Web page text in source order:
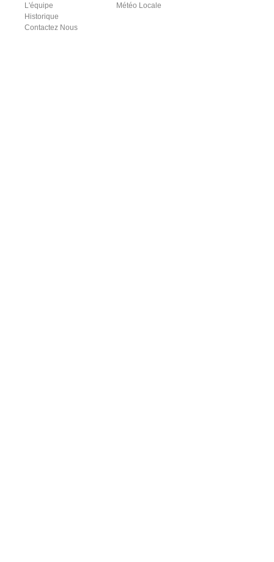
L'équipe
Historique
Contactez Nous
Météo Locale